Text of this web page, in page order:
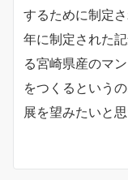
するために制定
年に制定された
る宮崎県産のマ
をつくるという
展を望みたいと思